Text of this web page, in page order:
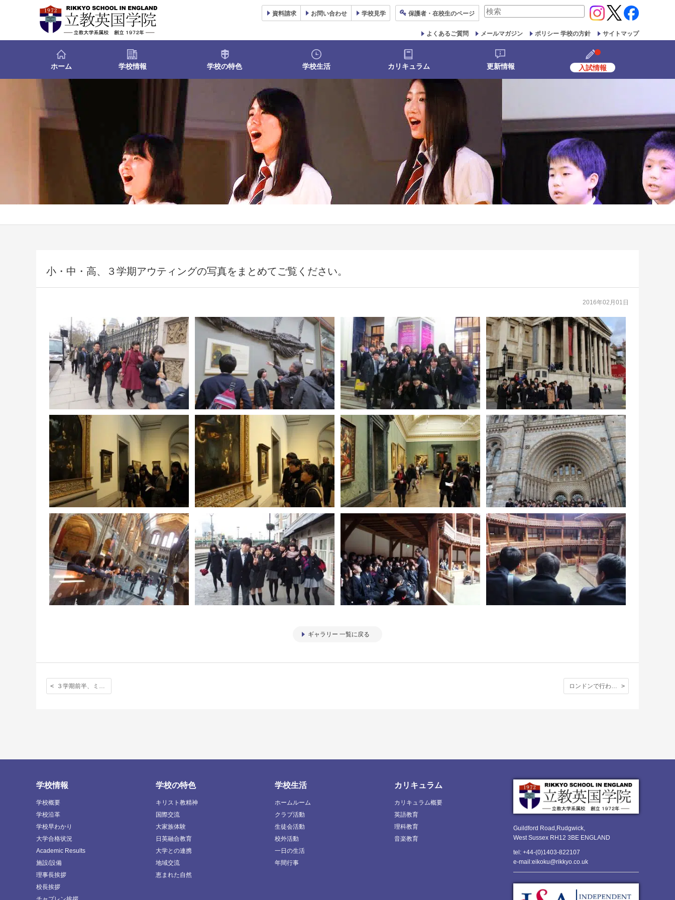
資料請求 お問い合わせ 学校見学 保護者 ・在校生のページ
検
対
象:
よくあるご質問 メールマガジン ポリシー 学校の方針 サイトマップ
ホーム 学校情報 学校の特色 学校生活 カリキュラム 更新情報 入試情報
小・中・高、３学期アウティングの写真をまとめてご覧ください。
2016年02月01日
ギャラリー 一覧に戻る
３学期前半、ミレースクールの生徒たちが１週間滞在した時の写真です。 ロンドンで行われた東日本大震災追悼礼拝の様子を写真で。
Guildford Road,Rudgwick,
West Sussex RH12 3BE ENGLAND
tel: +44-(0)1403-822107
e-mail:eikoku@rikkyo.co.uk
学校情報
学校概要
学校沿革
学校早わかり
大学合格状況
Academic Results
施設/設備
理事長挨拶
校長挨拶
学校の特色
キリスト教精神
国際交流
大家族体験
日英融合教育
大学との連携
地域交流
恵まれた自然
学校生活
ホームルーム
クラブ活動
生徒会活動
校外活動
一日の生活
年間行事
カリキュラム
カリキュラム概要
英語教育
理科教育
音楽教育